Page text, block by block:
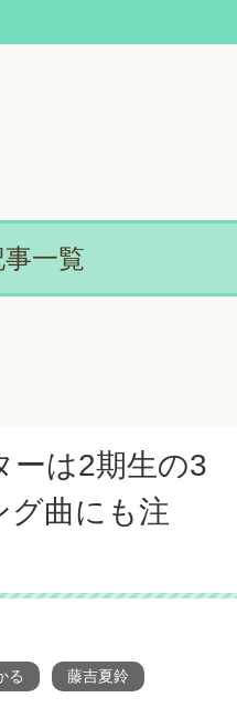
事一覧
ーは2期生の3
グ曲にも注
る 藤吉夏鈴